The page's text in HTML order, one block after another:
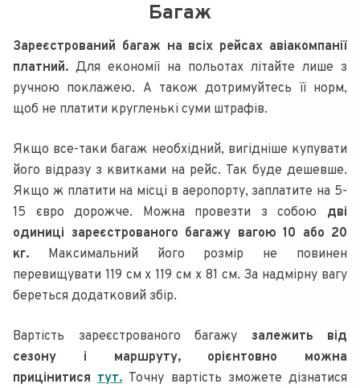
Багаж
Зареєстрований багаж на всіх рейсах авіакомпанії
платний. Для економії на польотах літайте лише з
ручною поклажею. А також дотримуйтесь її норм,
щоб не платити кругленькі суми штрафів.
Якщо все-таки багаж необхідний, вигідніше купувати
його відразу з квитками на рейс. Так буде дешевше.
Якщо ж платити на місці в аеропорту, заплатите на 5-
15 євро дорожче. Можна провезти з собою дві
одиниці зареєстрованого багажу вагою 10 або 20
кг. Максимальний його розмір не повинен
перевищувати 119 см x 119 см x 81 см. За надмірну вагу
береться додатковий збір.
Вартість зареєстрованого багажу залежить від
сезону і маршруту, орієнтовно можна
прицінитисятут. Точну вартість зможете дізнатися